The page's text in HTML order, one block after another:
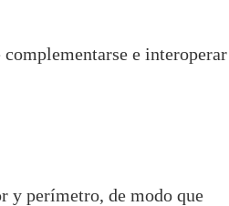
e interoperar
y perímetro, de modo que